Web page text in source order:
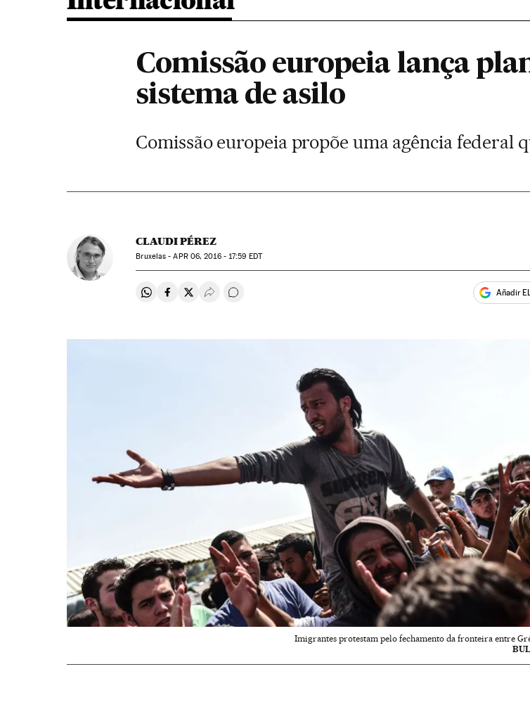
Comissão europeia lança
sistema de asilo
Comissão europeia propõe uma agência federal
CLAUDI PÉREZ
Bruxelas -APR06, 2016 - 17:59 EDT
Compartir en Whatsapp
Compartir en Facebook
Compartir en Twitter
Desplegar Redes Sociales
Comentários Añadir
Imigrantes protestam pelo fechamento da fronteira entre